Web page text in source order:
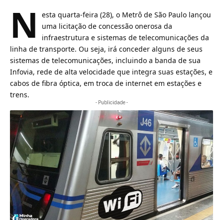
N
esta quarta-feira (28), o Metrô de São Paulo lançou
uma licitação de concessão onerosa da
infraestrutura e sistemas de telecomunicações da
linha de transporte. Ou seja, irá conceder alguns de seus
sistemas de telecomunicações, incluindo a banda de sua
Infovia, rede de alta velocidade que integra suas estações, e
cabos de fibra óptica, em troca de internet em estações e
trens.
- Publicidade -